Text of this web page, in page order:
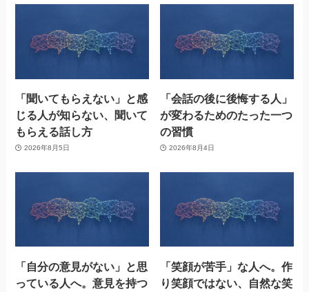
「聞いてもらえない」と感
じる人が知らない、聞いて
もらえる話し方
2026年8月5日
「会話の後に後悔する人」
が変わるためのたった一つ
の習慣
2026年8月4日
「自分の意見がない」と思
っている人へ。意見を持つ
「笑顔が苦手」な人へ。作
り笑顔ではない、自然な笑